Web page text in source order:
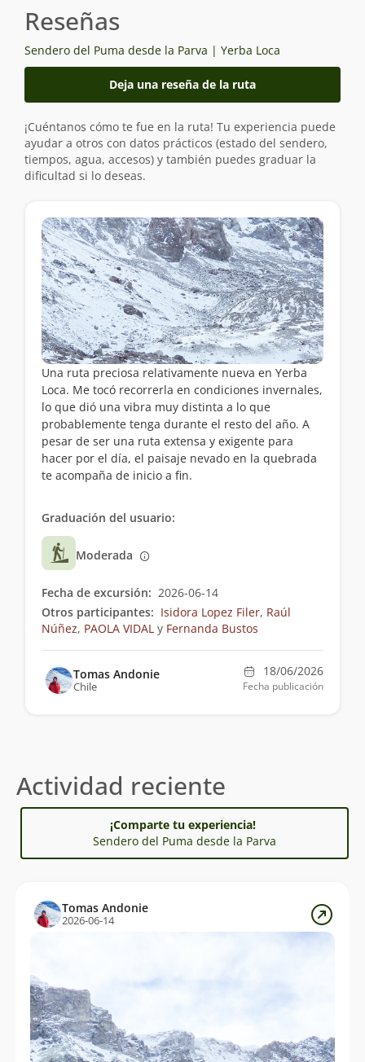
Reseñas
Sendero del Puma desde la Parva | Yerba Loca
Deja una reseña de la ruta
¡Cuéntanos cómo te fue en la ruta! Tu experiencia puede
ayudar a otros con datos prácticos (estado del sendero,
tiempos, agua, accesos) y también puedes graduar la
dificultad si lo deseas.
Una ruta preciosa relativamente nueva en Yerba
Loca. Me tocó recorrerla en condiciones invernales,
lo que dió una vibra muy distinta a lo que
probablemente tenga durante el resto del año. A
pesar de ser una ruta extensa y exigente para
hacer por el día, el paisaje nevado en la quebrada
te acompaña de inicio a fin.
Graduación del usuario:
Moderada
Fecha de excursión: 2026-06-14
Otros participantes: Isidora Lopez Filer, Raúl
Núñez, PAOLA VIDAL y Fernanda Bustos
Tomas Andonie
Chile
18/06/2026
Fecha publicación
Actividad reciente
¡Comparte tu experiencia!
Sendero del Puma desde la Parva
Tomas Andonie
2026-06-14